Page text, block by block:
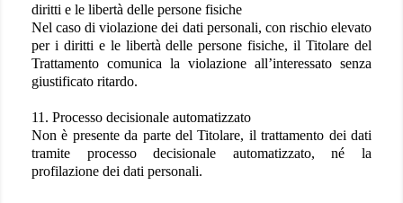
diritti e le libertà delle persone fisiche
Nel caso di violazione dei dati personali, con rischio elevato
per i diritti e le libertà delle persone fisiche, il Titolare del
Trattamento comunica la violazione all’interessato senza
giustificato ritardo.
11. Processo decisionale automatizzato
Non è presente da parte del Titolare, il trattamento dei dati
tramite processo decisionale automatizzato, né la
profilazione dei dati personali.